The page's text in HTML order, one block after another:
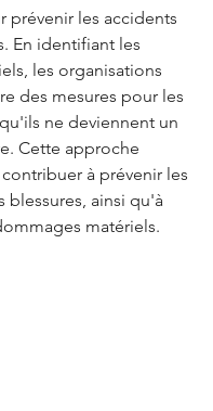
prévenir les accidents
En identifiant les
les organisations
des mesures pour les
ne deviennent un
Cette approche
à prévenir les
blessures, ainsi qu'à
matériels.